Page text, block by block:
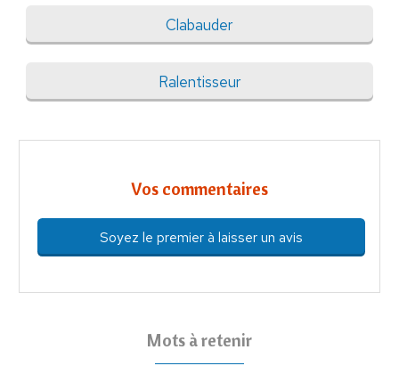
Clabauder
Ralentisseur
Vos commentaires
Soyez le premier à laisser un avis
Mots à retenir